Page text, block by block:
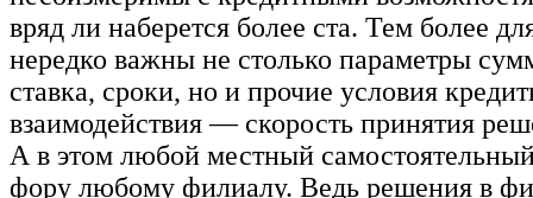
вряд ли наберется более ста. Тем более
нередко важны не столько параметры
ставка, сроки, но и прочие условия
взаимодействия — скорость принятия
А в этом любой местный
фору любому филиалу. Ведь решения в